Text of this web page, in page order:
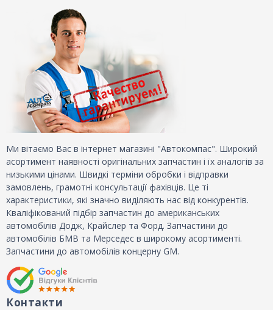
Ми вітаємо Вас в інтернет магазині "Автокомпас". Широкий
асортимент наявності оригінальних запчастин і їх аналогів за
низькими цінами. Швидкі терміни обробки і відправки
замовлень, грамотні консультації фахівців. Це ті
характеристики, які значно виділяють нас від конкурентів.
Кваліфікований підбір запчастин до американських
автомобілів Додж, Крайслер та Форд. Запчастини до
автомобілів БМВ та Мерседес в широкому асортименті.
Запчастини до автомобілів концерну GM.
Контакти